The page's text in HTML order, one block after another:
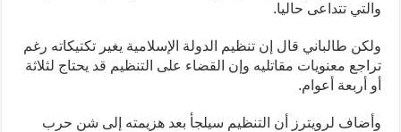
والتي تتداعى حاليا.
ولكن طالباني قال إن تنظيم الدولة الإسلامية يغير تكتيكاته رغم
تراجع معنويات مقاتليه وإن القضاء على التنظيم قد يحتاج لثلاثة
أو أربعة أعوام.
وأضاف لرويترز أن التنظيم سيلجأ بعد هزيمته إلى شن حرب